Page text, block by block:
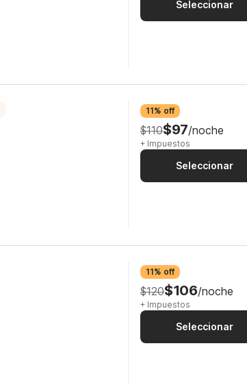
Seleccionar
11% off
$110$97/noche
+ Impuestos
Seleccionar
11% off
$120$106/noche
+ Impuestos
Seleccionar